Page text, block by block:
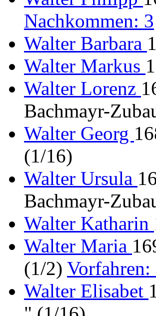
Nachkommen: 3
Walter Barbara
Walter Markus
Walter Lorenz
Bachmayr-
Walter Georg
(1/16)
Walter Ursula
Bachmayr-
Walter Katharin
Walter Maria
(1/2)
Walter Elisabet